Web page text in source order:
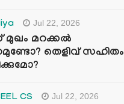
Jul 22, 2026
മുഖം മറക്കൽ
തെളിവ് സഹിതം
CS Jul 22, 2026